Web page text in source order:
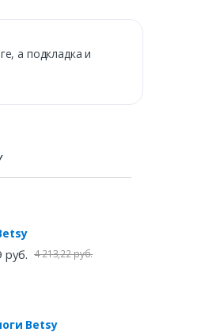
а подкладка и
Betsy
руб. 4 213,22 руб.
Полусапоги Betsy